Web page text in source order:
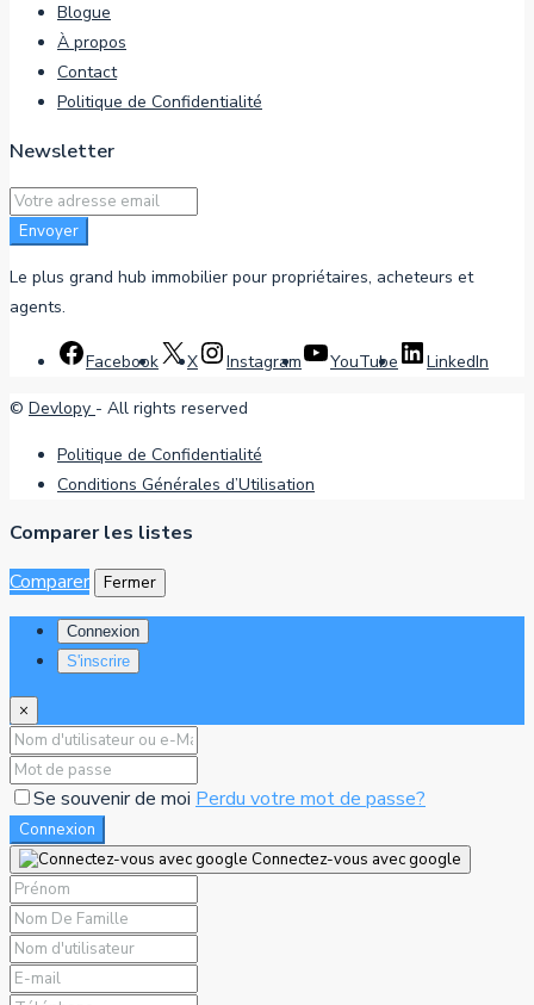
Blogue
À propos
Contact
Politique de Confidentialité
Newsletter
Envoyer
Le plus grand hub immobilier pour propriétaires, acheteurs et
agents.
Facebook X Instagram YouTube LinkedIn
© Devlopy - All rights reserved
Politique de Confidentialité
Conditions Générales d’Utilisation
Comparer les listes
Comparer
Fermer
Connexion
S'inscrire
×
Se souvenir de moi Perdu votre mot de passe?
Connexion
Connectez-vous avec google